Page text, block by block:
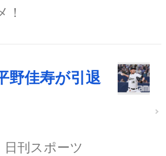
！
野佳寿が引退
日刊スポーツ